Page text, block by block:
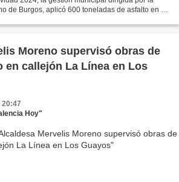
de Burgos, aplicó 600 toneladas de asfalto en la
Moreno supervisó obras de
en callejón La Línea en Los
20:47
Hoy"